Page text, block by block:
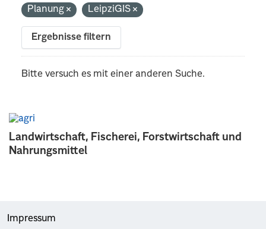
Landwirtschaft, Fischerei, Forstwirtschaft und
Nahrungsmittel
Planung
LeipziGIS
Ergebnisse filtern
Bitte versuch es mit einer anderen Suche.
Impressum